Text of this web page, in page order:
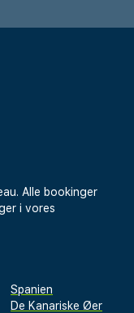
Alle bookinger
i vores
Spanien
De Kanariske Øer